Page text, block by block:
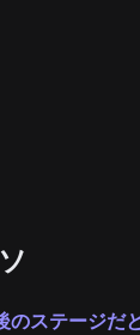
のステージだ